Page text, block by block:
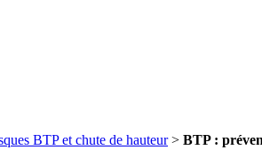
BTP et chute de hauteur> BTP :